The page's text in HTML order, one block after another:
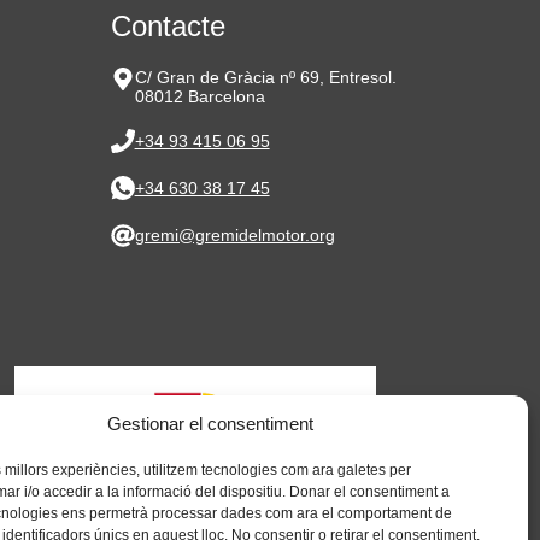
Gestionar el consentiment
millors experiències, utilitzem tecnologies com ara galetes per
i/o accedir a la informació del dispositiu. Donar el consentiment a
ens permetrà processar dades com ara el comportament de
únics en aquest lloc. No consentir o retirar el consentiment,
Contacte
C/ Gran de Gràcia nº 69, Entresol.
08012 Barcelona
+34 93 415 06 95
+34 630 38 17 45
gremi@gremidelmotor.org